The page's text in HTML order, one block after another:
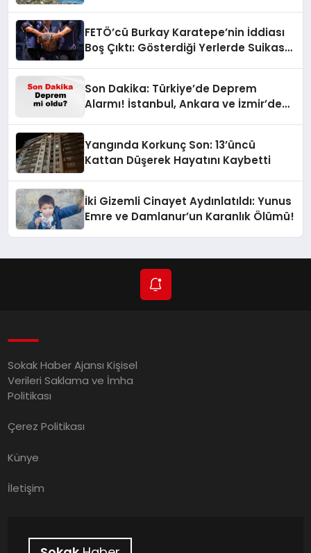
FETÖ’cü Burkay Karatepe’nin İddiası
Boş Çıktı: Gösterdiği Yerlerde Suikast
Son Dakika: Türkiye’de Deprem
Alarmı! İstanbul, Ankara ve İzmir’de
Yangında Korkunç Son: 13’üncü
Kattan Düşerek Hayatını Kaybetti
İki Gizemli Cinayet Aydınlatıldı: Yunus
Emre ve Damlanur’un Karanlık Ölümü!
Sokak Haber Ajansı Kişisel
Verileri Saklama ve İmha
Politikası
Çerez Politikası
Künye
İletişim